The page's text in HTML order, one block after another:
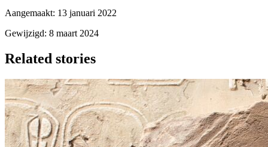
Aangemaakt: 13 januari 2022
Gewijzigd: 8 maart 2024
Related stories